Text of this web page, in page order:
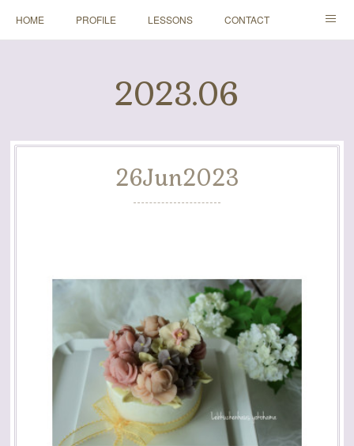
HOME PROFILE LESSONS CONTACT
2023.06
26Jun2023